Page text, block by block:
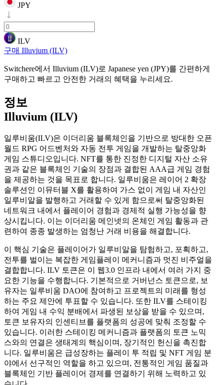
JPY
ILV
구매 Illuvium (ILV)
Switchere에서 Illuvium (ILV)로 Japanese yen (JPY)를 간편하게
구매하고 빠르고 안전한 거래의 혜택을 누리세요.
정보
Illuvium (ILV)
일루비움(ILV)은 이더리움 블록체인을 기반으로 방대한 오픈
월드 RPG 어드벤처와 자동 전투 게임을 개발하는 탈중앙화
게임 스튜디오입니다. NFT를 통한 진정한 디지털 자산 소유
권과 같은 블록체인 기술의 장점과 결합된 AAA급 게임 경험
을 제공하는 것을 목표로 합니다. 일루비움은 레이어 2 확장
솔루션인 이뮤터블 X를 활용하여 가스 없이 게임 내 자산인
일루비알을 발행하고 거래할 수 있게 함으로써 탈중앙화된
네트워크 내에서 플레이어 경험과 경제적 실행 가능성을 향
상시킵니다. 이는 이더리움 메인넷의 온체인 게임 활동과 관
련하여 종종 발생하는 엄청난 거래 비용을 해결합니다.
이 핵심 기술은 플레이어가 일루비알을 탐험하고, 포획하고,
전투를 벌이는 복잡한 게임플레이 메커니즘과 멋진 비주얼을
결합합니다. ILV 토큰은 이 웹3.0 인프라 내에서 여러 가지 중
요한 기능을 수행합니다. 기본적으로 거버넌스 토큰으로, 보
유자는 일루비움 DAO에 참여하고 프로젝트의 미래를 형성
하는 주요 제안에 투표할 수 있습니다. 또한 ILV를 스테이킹
하여 게임 내 수익 분배에서 파생된 보상을 받을 수 있으며,
토큰 보유자의 인센티브를 플랫폼의 성공에 맞춰 조정할 수
있습니다. 이러한 스테이킹 메커니즘과 플랫폼의 토큰 노믹
스와의 연결은 생태계의 핵심이며, 장기적인 헌신을 촉진합
니다. 일루비움은 급성장하는 플레이 투 적립 및 NFT 게임 분
야에서 선구적인 역할을 하고 있으며, 전통적인 게임 품질과
블록체인 기반 플레이어 경제를 연결하기 위해 노력하고 있